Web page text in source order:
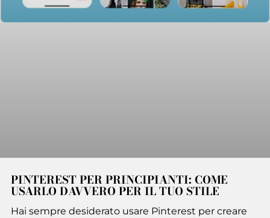
PINTEREST PER PRINCIPIANTI: COME
USARLO DAVVERO PER IL TUO STILE
Hai sempre desiderato usare Pinterest per creare